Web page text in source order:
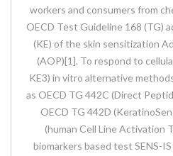
workers and consumers from
OECD Test Guideline 168 (TG)
(KE) of the skin sensitization
(AOP)[1]. To respond to
KE3) in vitro alternative
as OECD TG 442C (Direct
OECD TG 442D
(human Cell Line Activation
biomarkers based test SENS-